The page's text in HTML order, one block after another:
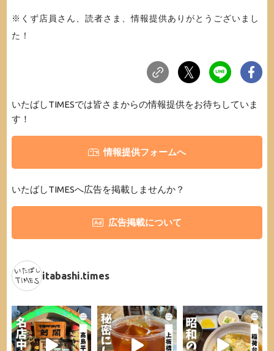
※くず店員さん、読者さま、情報提供ありがとうございまし
た！
いたばしTIMESでは皆さまからの情報提供をお待ちしていま
す！
情報提供フォームへ
いたばしTIMESへ広告を掲載しませんか？
広告掲載について
itabashi.times